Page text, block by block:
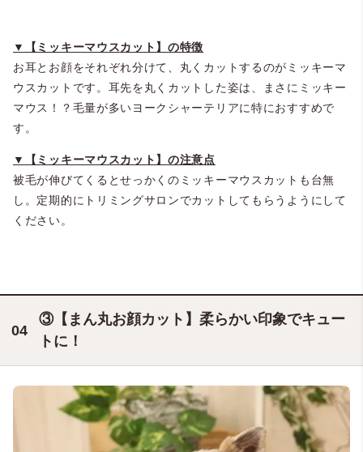
▼【ミッキーマウスカット】の特徴
お耳とお顔をそれぞれ分けて、丸くカットするのがミッキーマ
ウスカットです。耳先を丸くカットした姿は、まさにミッキー
マウス！？毛量が多いヨークシャーテリアに特におすすめで
す。
▼【ミッキーマウスカット】の注意点
被毛が伸びてくるとせっかくのミッキーマウスカットも台無
し。定期的にトリミングサロンでカットしてもらうようにして
ください。
③【まん丸お顔カット】柔らかい印象でキュー
トに！